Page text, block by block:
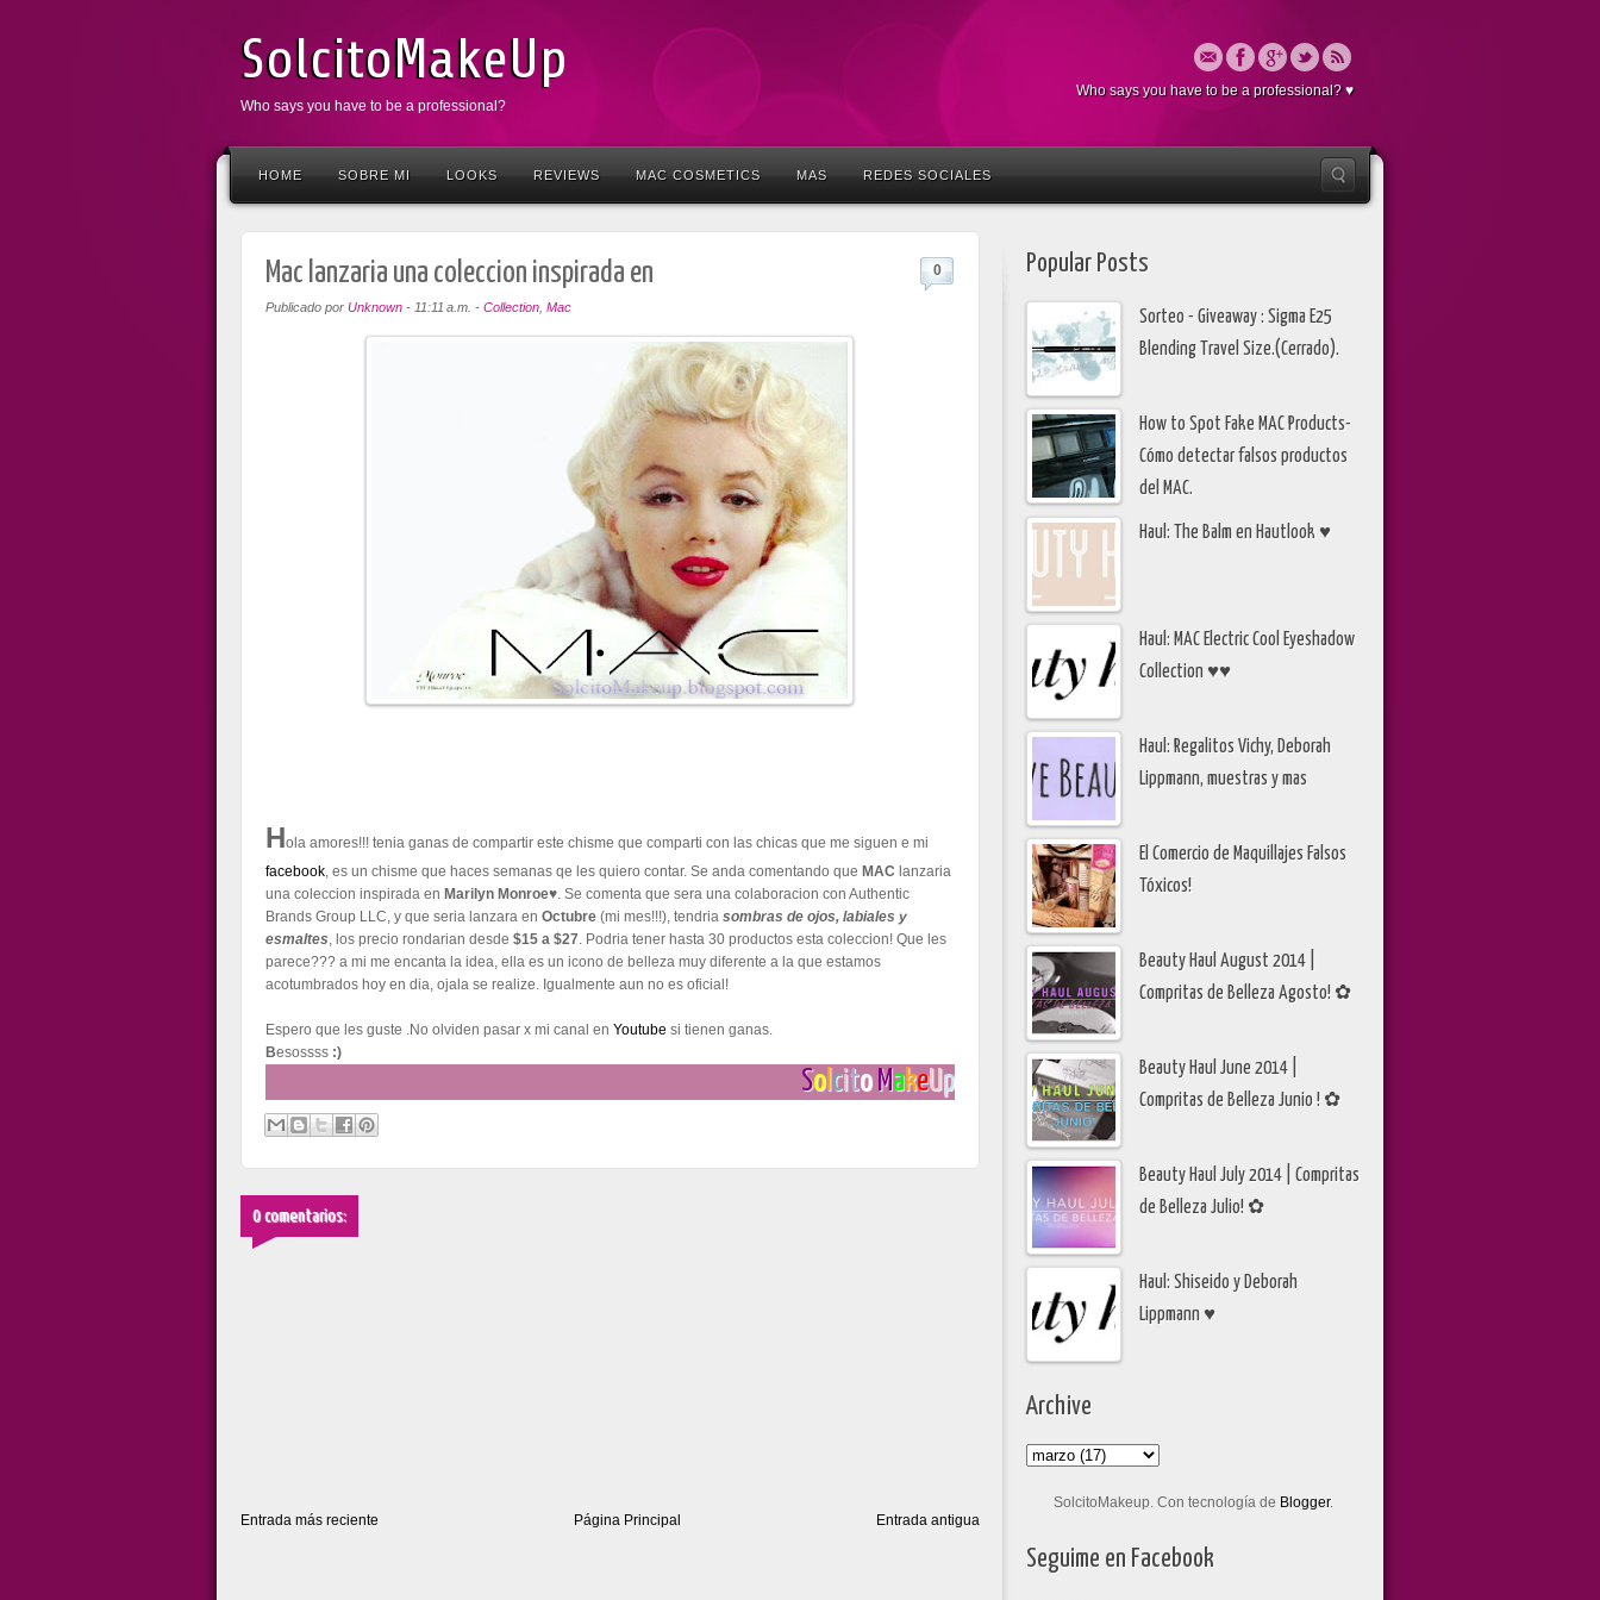
SolcitoMakeUp
Who says you have to be a professional?
Who says you have to be a professional? ♥
HOME SOBRE MI LOOKS REVIEWS MAC COSMETICS MAS REDES SOCIALES
Mac lanzaria una coleccion inspirada en
Publicado por Unknown - 11:11 a.m. - Collection, Mac
0
Hola amores!!! tenia ganas de compartir este chisme que comparti con las chicas que me siguen e mi
facebook, es un chisme que haces semanas qe les quiero contar. Se anda comentando que MAC lanzaria
una coleccion inspirada en Marilyn Monroe♥. Se comenta que sera una colaboracion con Authentic
Brands Group LLC, y que seria lanzara en Octubre(mi mes!!!), tendria sombras de ojos, labiales y
esmaltes, los precio rondarian desde $15 a $27. Podria tener hasta 30 productos esta coleccion! Que les
parece??? a mi me encanta la idea, ella es un icono de belleza muy diferente a la que estamos
acotumbrados hoy en dia, ojala se realize. Igualmente aun no es oficial!
Espero que les guste .No olviden pasar x mi canal en Youtube si tienen ganas.
Besossss:)
So cito MakeUp
0 comentarios:
Entrada más reciente Página Principal Entrada antigua
Popular Posts
Sorteo - Giveaway : Sigma E25
Blending Travel Size.(Cerrado).
How to Spot Fake MAC Products-
Cómo detectar falsos productos
del MAC.
Haul: The Balm en Hautlook ♥
Haul: MAC Electric Cool Eyeshadow
Collection ♥♥
Haul: Regalitos Vichy, Deborah
Lippmann, muestras y mas
El Comercio de Maquillajes Falsos
Tóxicos!
Beauty Haul August 2014 |
Compritas de Belleza Agosto! ✿
Beauty Haul June 2014 |
Compritas de Belleza Junio ! ✿
Beauty Haul July 2014 | Compritas
de Belleza Julio! ✿
Haul: Shiseido y Deborah
Lippmann ♥
Archive
SolcitoMakeup. Con tecnología de Blogger.
Seguime en Facebook